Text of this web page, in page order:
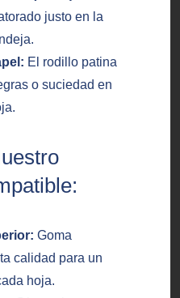
justo en la
El rodillo patina
o suciedad en
Goma
calidad para un
hoja.